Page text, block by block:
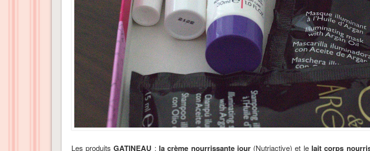
Les produitsGATINEAU : la crème nourrissante jour(Nutriactive) et le lait corps